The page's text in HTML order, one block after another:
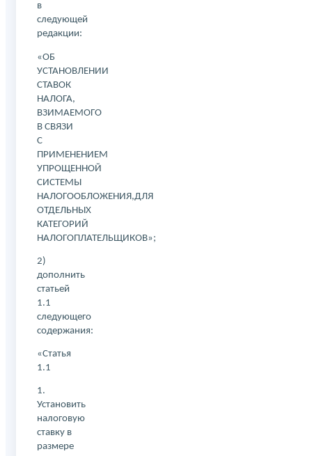
в
следующей
редакции:
«ОБ
УСТАНОВЛЕНИИ
СТАВОК
НАЛОГА,
ВЗИМАЕМОГО
В СВЯЗИ
С
ПРИМЕНЕНИЕМ
УПРОЩЕННОЙ
СИСТЕМЫ
НАЛОГООБЛОЖЕНИЯ,ДЛЯ
ОТДЕЛЬНЫХ
КАТЕГОРИЙ
НАЛОГОПЛАТЕЛЬЩИКОВ»;
2)
дополнить
статьей
1.1
следующего
содержания:
«Статья
1.1
1.
Установить
налоговую
ставку в
размере